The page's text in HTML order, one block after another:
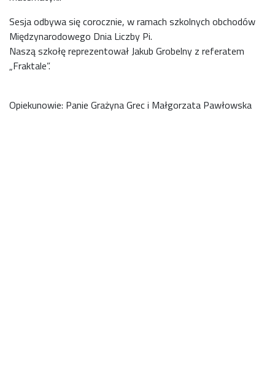
Sesja odbywa się corocznie, w ramach szkolnych obchodów
Międzynarodowego Dnia Liczby Pi.
Naszą szkołę reprezentował Jakub Grobelny z referatem
„Fraktale”.
Opiekunowie: Panie Grażyna Grec i Małgorzata Pawłowska